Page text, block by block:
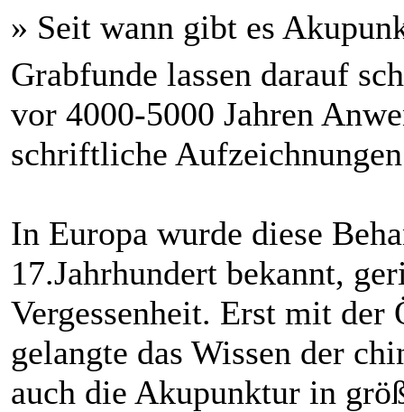
» Seit wann gibt es
Grabfunde lassen darauf
vor 4000-5000 Jahren
schriftliche
In Europa wurde diese
17.Jahrhundert bekannt,
Vergessenheit. Erst mit der
gelangte das Wissen der
auch die Akupunktur in